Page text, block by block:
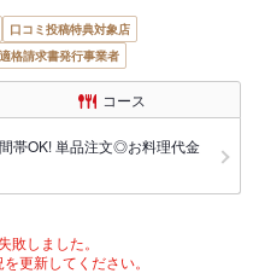
口コミ投稿特典対象店
適格請求書発行事業者
コース
帯OK! 単品注文◎お料理代金
敗しました。
更新してください。